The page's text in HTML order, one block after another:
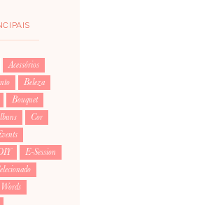
Acessórios
Beleza
Bouquet
Cor
E-Session